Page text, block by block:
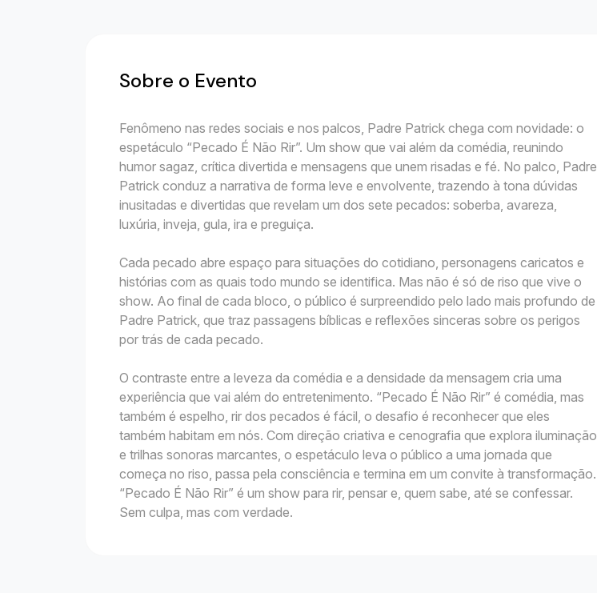
Sobre o Evento
Fenômeno nas redes sociais e nos palcos, Padre Patrick chega com novidade: o
espetáculo “Pecado É Não Rir”. Um show que vai além da comédia, reunindo
humor sagaz, crítica divertida e mensagens que unem risadas e fé. No palco, Padre
Patrick conduz a narrativa de forma leve e envolvente, trazendo à tona dúvidas
inusitadas e divertidas que revelam um dos sete pecados: soberba, avareza,
luxúria, inveja, gula, ira e preguiça.
Cada pecado abre espaço para situações do cotidiano, personagens caricatos e
histórias com as quais todo mundo se identifica. Mas não é só de riso que vive o
show. Ao final de cada bloco, o público é surpreendido pelo lado mais profundo de
Padre Patrick, que traz passagens bíblicas e reflexões sinceras sobre os perigos
por trás de cada pecado.
O contraste entre a leveza da comédia e a densidade da mensagem cria uma
experiência que vai além do entretenimento. “Pecado É Não Rir” é comédia, mas
também é espelho, rir dos pecados é fácil, o desafio é reconhecer que eles
também habitam em nós. Com direção criativa e cenografia que explora iluminação
e trilhas sonoras marcantes, o espetáculo leva o público a uma jornada que
começa no riso, passa pela consciência e termina em um convite à transformação.
“Pecado É Não Rir” é um show para rir, pensar e, quem sabe, até se confessar.
Sem culpa, mas com verdade.